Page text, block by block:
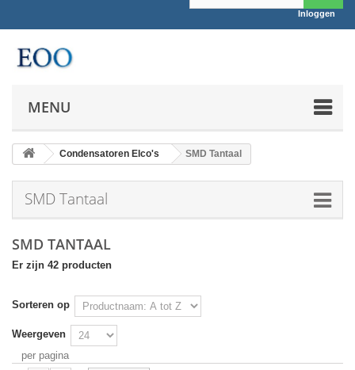
Inloggen
MENU
Condensatoren Elco's SMD Tantaal
SMD Tantaal
SMD TANTAAL
Er zijn 42 producten
Sorteren op
Weergeven
per pagina